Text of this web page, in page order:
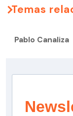
Temas
Pablo Canaliza